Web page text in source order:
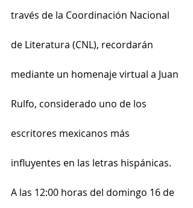
través de la Coordinación Nacional
de Literatura (CNL), recordarán
mediante un homenaje virtual a Juan
Rulfo, considerado uno de los
escritores mexicanos más
influyentes en las letras hispánicas.
A las 12:00 horas del domingo 16 de